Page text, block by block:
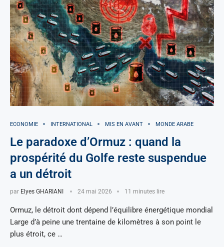
ECONOMIE INTERNATIONAL MIS EN AVANT MONDE ARABE
Le paradoxe d’Ormuz : quand la
prospérité du Golfe reste suspendue
a un détroit
par Elyes GHARIANI 24 mai 2026 11 minutes lire
Ormuz, le détroit dont dépend l’équilibre énergétique mondial
Large d’à peine une trentaine de kilomètres à son point le
plus étroit, ce …